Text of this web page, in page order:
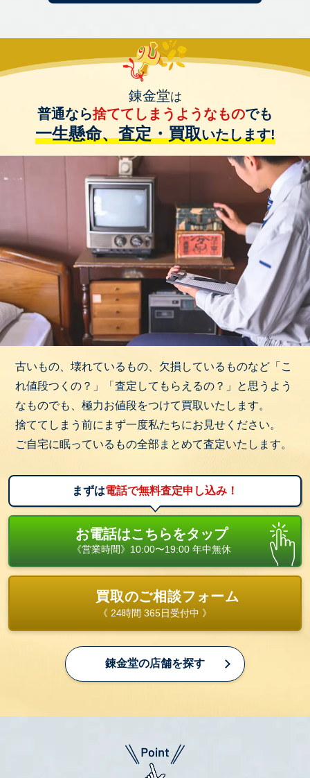
錬金堂は
普通なら捨ててしまうようなものでも
一生懸命、査定・買取いたします!
古いもの、壊れているもの、欠損しているものなど「こ
れ値段つくの？」「査定してもらえるの？」と思うよう
なものでも、極力お値段をつけて買取いたします。
捨ててしまう前にまず一度私たちにお見せください。
ご自宅に眠っているもの全部まとめて査定いたします。
まずは電話で無料査定申し込み！
お電話はこちらをタップ
《営業時間》10:00〜19:00 年中無休
買取のご相談フォーム
《 24時間 365日受付中 》
錬金堂の店舗を探す